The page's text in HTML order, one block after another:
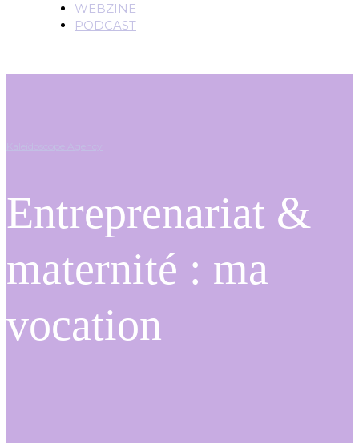
WEBZINE
PODCAST
Entreprenariat &
maternité : ma
vocation